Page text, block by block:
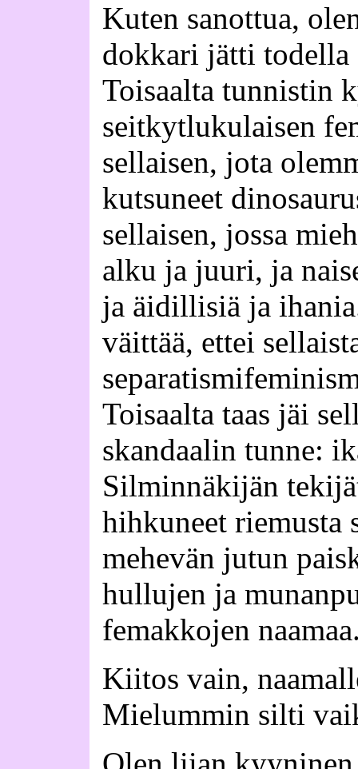
Kuten sanottua,
dokkari jätti
Toisaalta tunnistin
seitkytlukulaisen
sellaisen, jota
kutsuneet
sellaisen, jossa
alku ja juuri, ja
ja äidillisiä ja
väittää, ettei
Toisaalta taas jäi
skandaalin tunne:
Silminnäkijän
hihkuneet riemusta
mehevän jutun
hullujen ja
femakkojen
Kiitos vain,
Mielummin silti